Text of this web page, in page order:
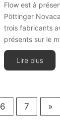
Flow est à
Pöttinger
trois fabricants
présents sur le
Lire plus
6 7 »